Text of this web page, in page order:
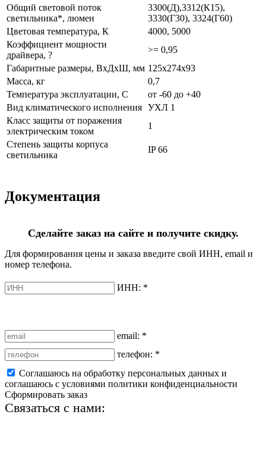
Общий световой поток
светильника*, люмен
3300(Д),3312(К15),
3330(Г30), 3324(Г60)
Цветовая температура, К
4000, 5000
Коэффициент мощности
драйвера, ?
>= 0,95
Габаритные размеры, ВхДхШ, мм 125х274х93
Масса, кг
0,7
Температура эксплуатации, С
от -60 до +40
Вид климатического исполнения УХЛ 1
Класс защиты от поражения
электрическим током
1
Степень защиты корпуса
светильника
IP 66
Документация
Сделайте заказ на сайте и получите скидку.
Для формирования цены и заказа введите свой ИНН, email и
номер телефона.
ИНН: *
email: *
телефон: *
Соглашаюсь на обработку персональных данных и
соглашаюсь с условиями политики конфиденциальности
Сформировать заказ
Связаться с нами: